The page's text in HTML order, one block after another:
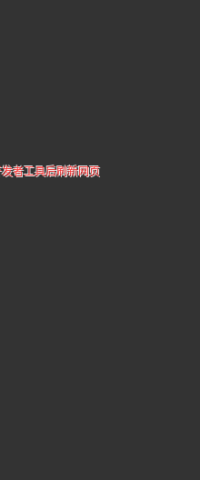
者工具后刷新网页